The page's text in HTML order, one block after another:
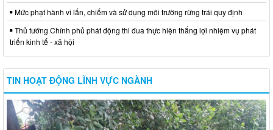
Mức phạt hành vi lấn, chiếm và sử dụng môi trường rừng trái quy định
Thủ tướng Chính phủ phát động thi đua thực hiện thắng lợi nhiệm vụ phát
triển kinh tế - xã hội
TIN HOẠT ĐỘNG LĨNH VỰC NGÀNH